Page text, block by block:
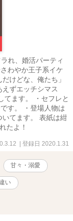
れ、婚活パーティ
わやか王子系イケ
けどな、俺たち」
ずエッチシマス
ます。 ・セフレと
す。 ・登場人物は
てます。 表紙は紺
たよ！
| 登録日 2020.1.31
甘々・溺愛
い